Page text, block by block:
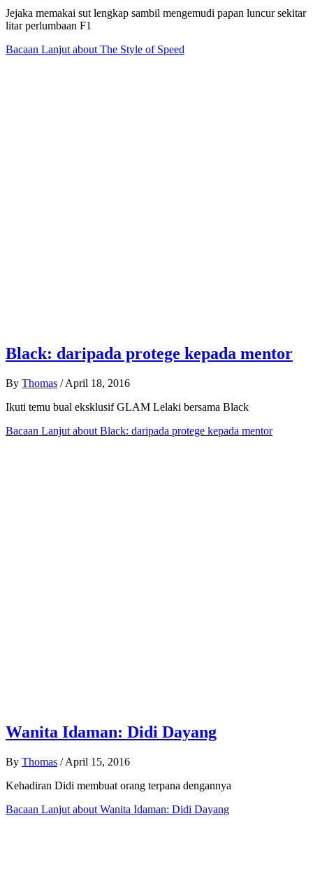
Jejaka memakai sut lengkap sambil mengemudi papan luncur sekitar
litar perlumbaan F1
Bacaan Lanjut about The Style of Speed
Black: daripada protege kepada mentor
By Thomas / April 18, 2016
Ikuti temu bual eksklusif GLAM Lelaki bersama Black
Bacaan Lanjut about Black: daripada protege kepada mentor
Wanita Idaman: Didi Dayang
By Thomas / April 15, 2016
Kehadiran Didi membuat orang terpana dengannya
Bacaan Lanjut about Wanita Idaman: Didi Dayang